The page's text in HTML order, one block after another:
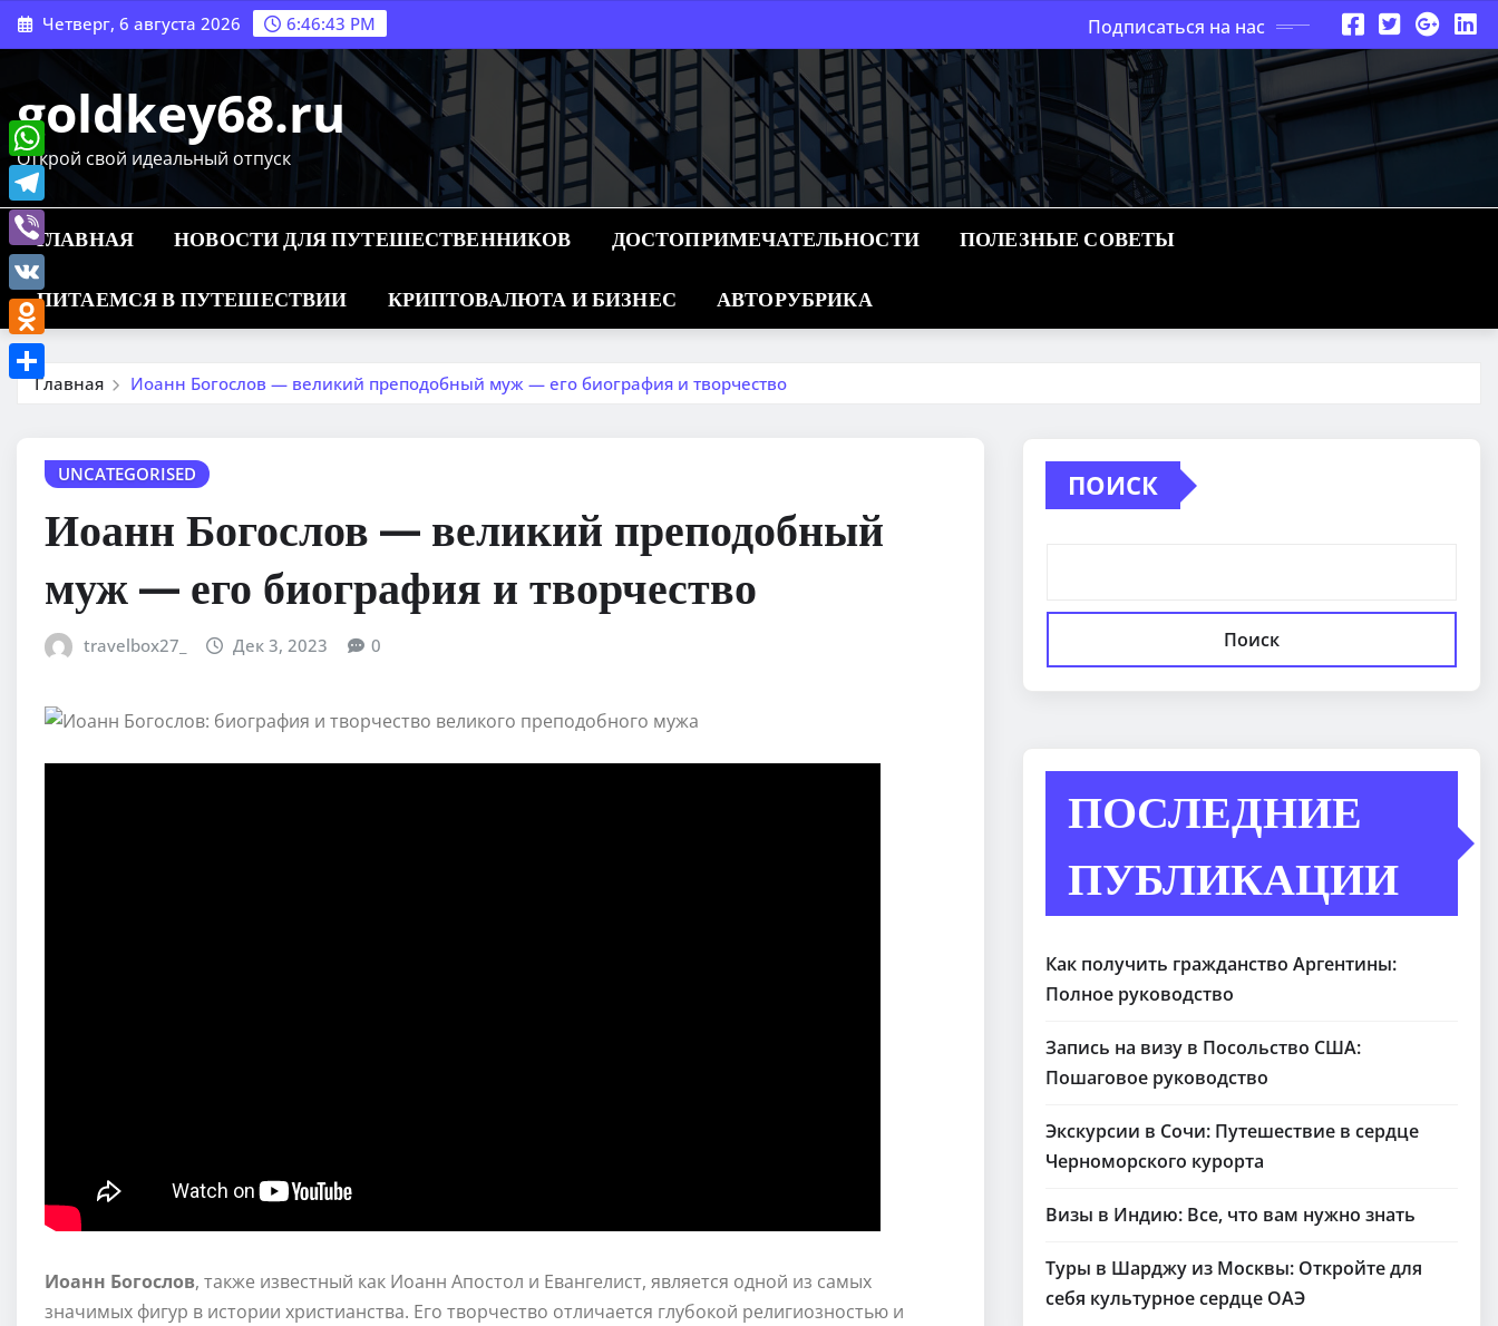
Перейти
к
Четверг, 6 августа 2026 6:46:44 PM Подписаться на нас
goldkey68.ru
Открой свой идеальный отпуск
ГЛАВНАЯ НОВОСТИ ДЛЯ ПУТЕШЕСТВЕННИКОВ ДОСТОПРИМЕЧАТЕЛЬНОСТИ ПОЛЕЗНЫЕ СОВЕТЫ
ПИТАЕМСЯ В ПУТЕШЕСТВИИ КРИПТОВАЛЮТА И БИЗНЕС АВТОРУБРИКА
Главная Иоанн Богослов — великий преподобный муж — его биография и творчество
UNCATEGORISED
Иоанн Богослов — великий преподобный
муж — его биография и творчество
travelbox27_ Дек 3, 2023 0
Иоанн Богослов, также известный как Иоанн Апостол и Евангелист, является одной из самых
значимых фигур в истории христианства. Его творчество отличается глубокой религиозностью и
ПОИСК
Поиск
ПОСЛЕДНИЕ
ПУБЛИКАЦИИ
Как получить гражданство Аргентины:
Полное руководство
Запись на визу в Посольство США:
Пошаговое руководство
Экскурсии в Сочи: Путешествие в сердце
Черноморского курорта
Визы в Индию: Все, что вам нужно знать
Туры в Шарджу из Москвы: Откройте для
себя культурное сердце ОАЭ
WhatsApp
Telegram
Viber
VK
Odnoklassniki
Отправить